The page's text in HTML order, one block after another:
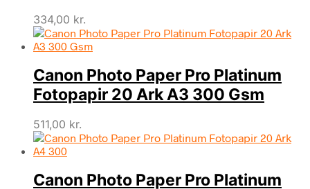
334,00 kr.
Canon Photo Paper Pro Platinum
Fotopapir 20 Ark A3 300 Gsm
511,00 kr.
Canon Photo Paper Pro Platinum